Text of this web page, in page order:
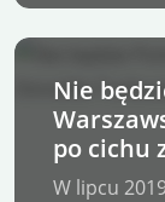
Nie
po cichu
budowy!
W lipcu